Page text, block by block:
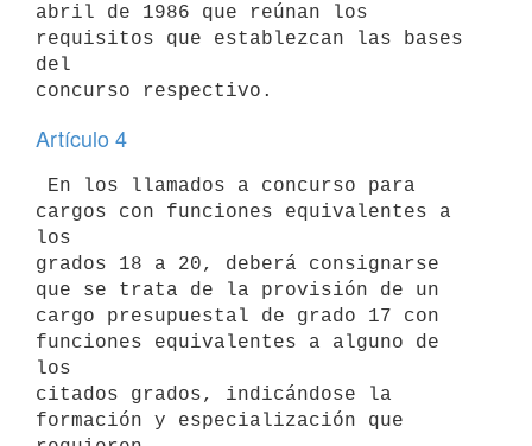
abril de 1986 que reúnan los
requisitos que establezcan las bases
del
Artículo 4
cargos con funciones equivalentes a
los
grados 18 a 20, deberá consignarse
que se trata de la provisión de un
cargo presupuestal de grado 17 con
funciones equivalentes a alguno de
los
citados grados, indicándose la
formación y especialización que